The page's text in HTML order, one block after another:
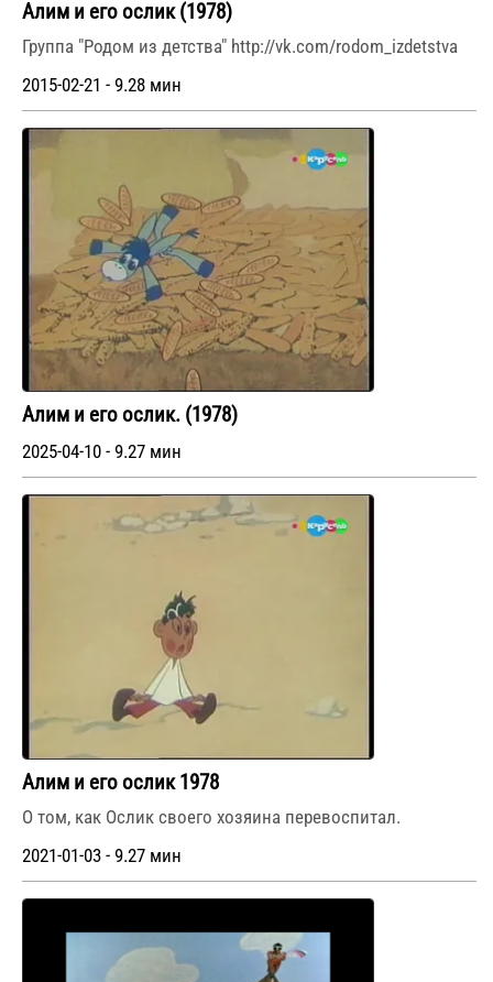
Алим и его ослик (1978)
Группа "Родом из детства" http://vk.com/rodom_izdetstva
2015-02-21 - 9.28 мин
Алим и его ослик. (1978)
2025-04-10 - 9.27 мин
Алим и его ослик 1978
О том, как Ослик своего хозяина перевоспитал.
2021-01-03 - 9.27 мин